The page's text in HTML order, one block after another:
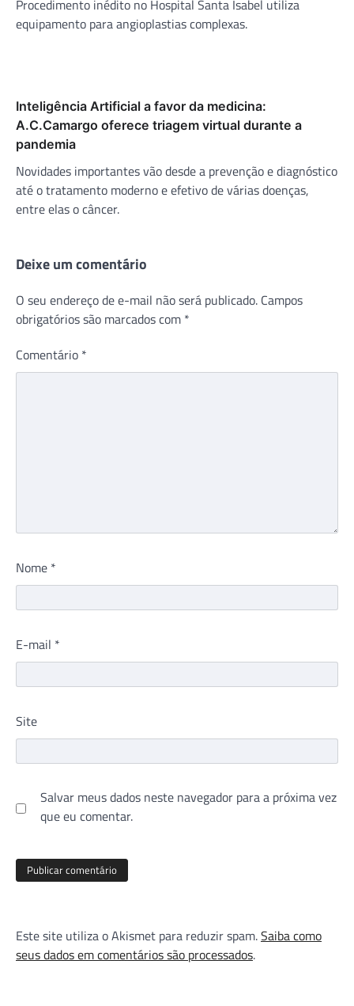
Procedimento inédito no Hospital Santa Isabel utiliza
equipamento para angioplastias complexas.
Inteligência Artificial a favor da medicina:
A.C.Camargo oferece triagem virtual durante a
pandemia
Novidades importantes vão desde a prevenção e diagnóstico
até o tratamento moderno e efetivo de várias doenças,
entre elas o câncer.
Deixe um comentário
O seu endereço de e-mail não será publicado. Campos
obrigatórios são marcados com *
Comentário *
Nome *
E-mail *
Site
Salvar meus dados neste navegador para a próxima vez
que eu comentar.
Este site utiliza o Akismet para reduzir spam.Saiba como
seus dados em comentários são processados.